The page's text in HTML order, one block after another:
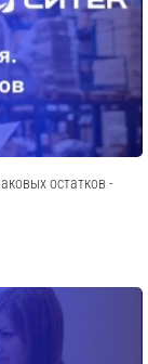
остатков -